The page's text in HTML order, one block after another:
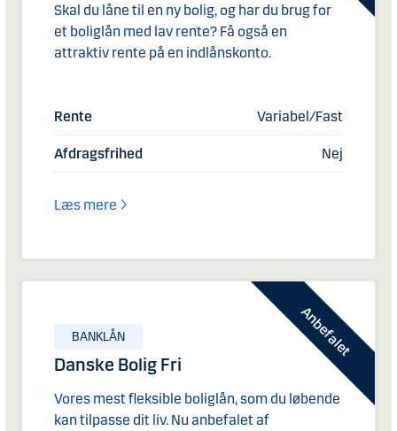
Skal du låne til en ny bolig, og har du brug for
et boliglån med lav rente? Få også en
attraktiv rente på en indlånskonto.
Rente Variabel/Fast
Afdragsfrihed Nej
Læs mere
BANKLÅN
Danske Bolig Fri
Vores mest fleksible boliglån, som du løbende
kan tilpasse dit liv. Nu anbefalet af
Anbefalet